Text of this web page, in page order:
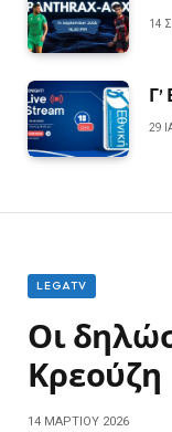
14
29
LEGATV
Οι
Κρεούζη
14 ΜΑΡΤΊΟΥ 2026